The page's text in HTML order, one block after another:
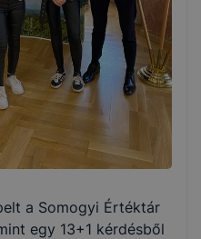
a Somogyi Értéktár
egy 13+1 kérdésből